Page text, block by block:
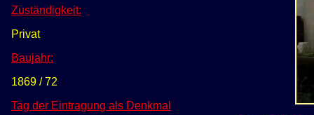
Zuständigkeit:
Privat
Baujahr:
1869 / 72
Tag der Eintragung als Denkmal